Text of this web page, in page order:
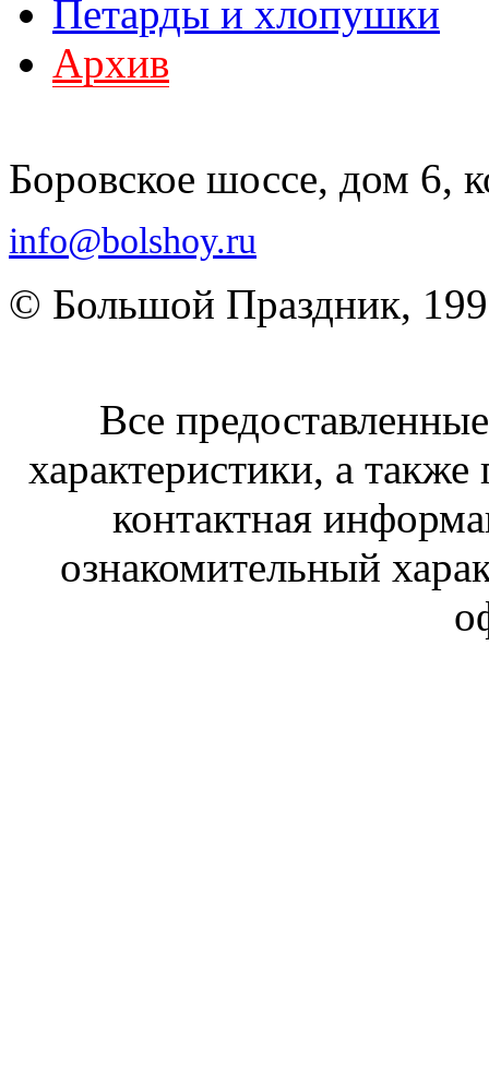
Петарды и хлопушки
Архив
Боровское шоссе, дом 6,
info@bolshoy.ru
© Большой Праздник,
Все
характеристики, а также
контактная
ознакомительный